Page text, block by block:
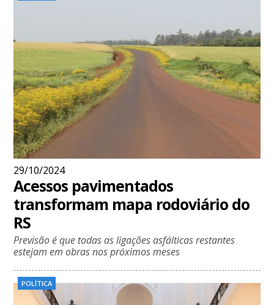
29/10/2024
Acessos pavimentados
transformam mapa rodoviário do
RS
Previsão é que todas as ligações asfálticas restantes
estejam em obras nos próximos meses
POLÍTICA